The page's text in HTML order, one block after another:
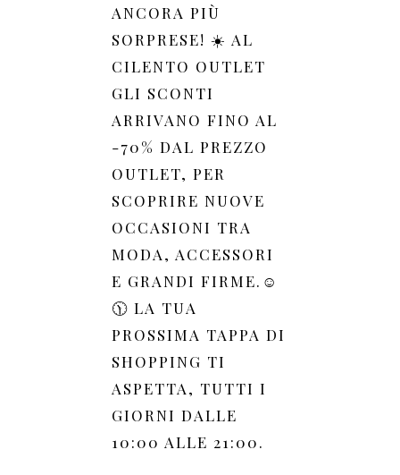
ANCORA PIÙ
SORPRESE! ☀️ AL
CILENTO OUTLET
GLI SCONTI
ARRIVANO FINO AL
-70% DAL PREZZO
OUTLET, PER
SCOPRIRE NUOVE
OCCASIONI TRA
MODA, ACCESSORI
E GRANDI FIRME.☺️
🕦 LA TUA
PROSSIMA TAPPA DI
SHOPPING TI
ASPETTA, TUTTI I
GIORNI DALLE
10:00 ALLE 21:00.